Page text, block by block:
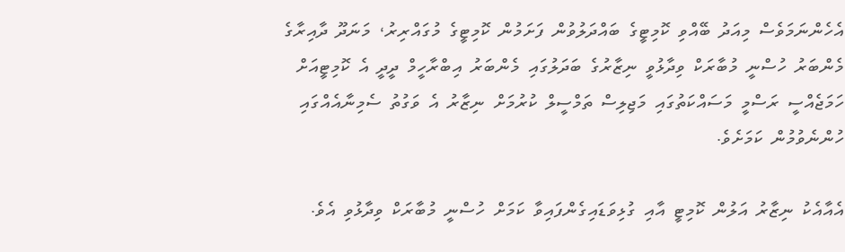
އެހެންނަމަވެސް މިއަދު ބޭއްވި ކޮމިޓީގެ ބައްދަލުވުން ފަށަމުން ކޮމިޓީގެ މުގައްރިރު، މަނަދޫ ދާއިރާގެ
މެންބަރު ހުސްނީ މުބާރަކް ވިދާޅުވީ ނިޒާރުގެ ބަދަލުގައި މެންބަރު އިބްރާހީމް ދީދީ އެ ކޮމިޓީއަށް
ހަމަޖެއްސީ ރަސްމީ މަސައްކަތުގައި މަޖިލިސް ތަމްސީލް ކުރުމަށް ނިޒާރު އެ ވަގުތު ސެމިނާއެއްގައި
ހުންނެވުމުން ކަމަށެވެ.
އެއާއެކު ނިޒާރު އަލުން ކޮމިޓީ އާއި ގުޅިވަޑައިގެންފައިވާ ކަމަށް ހުސްނީ މުބާރަކް ވިދާޅުވި އެވެ.